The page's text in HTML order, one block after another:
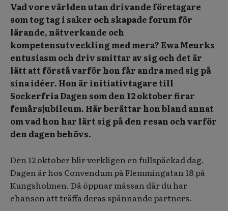
Vad vore världen utan drivande företagare
som tog tag i saker och skapade forum för
lärande, nätverkande och
kompetensutveckling med mera? Ewa Meurks
entusiasm och driv smittar av sig och det är
lätt att förstå varför hon får andra med sig på
sina idéer. Hon är initiativtagare till
Sockerfria Dagen som den 12 oktober firar
femårsjubileum. Här berättar hon bland annat
om vad hon har lärt sig på den resan och varför
den dagen behövs.
Den 12 oktober blir verkligen en fullspäckad dag.
Dagen är hos Convendum på Flemmingatan 18 på
Kungsholmen. Då öppnar mässan där du har
chansen att träffa deras spännande partners.